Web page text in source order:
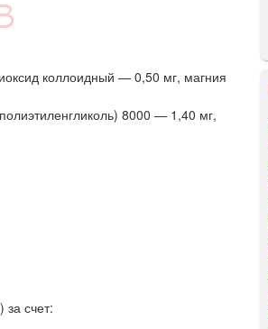
коллоидный — 0,50 мг, магния
8000 — 1,40 мг,
за счет: